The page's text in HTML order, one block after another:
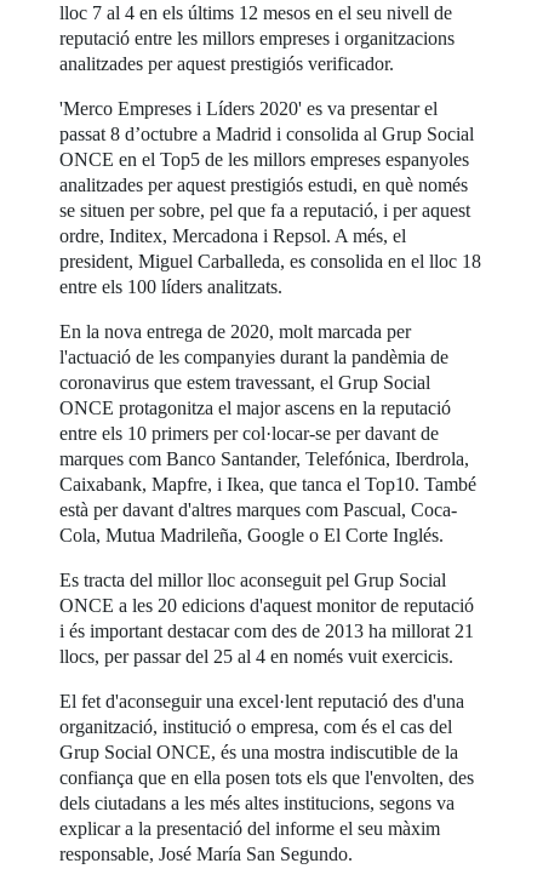
lloc 7 al 4 en els últims 12 mesos en el seu nivell de
reputació entre les millors empreses i organitzacions
analitzades per aquest prestigiós verificador.
'Merco Empreses i Líders 2020' es va presentar el
passat 8 d’octubre a Madrid i consolida al Grup Social
ONCE en el Top5 de les millors empreses espanyoles
analitzades per aquest prestigiós estudi, en què només
se situen per sobre, pel que fa a reputació, i per aquest
ordre, Inditex, Mercadona i Repsol. A més, el
president, Miguel Carballeda, es consolida en el lloc 18
entre els 100 líders analitzats.
En la nova entrega de 2020, molt marcada per
l'actuació de les companyies durant la pandèmia de
coronavirus que estem travessant, el Grup Social
ONCE protagonitza el major ascens en la reputació
entre els 10 primers per col·locar-se per davant de
marques com Banco Santander, Telefónica, Iberdrola,
Caixabank, Mapfre, i Ikea, que tanca el Top10. També
està per davant d'altres marques com Pascual, Coca-
Cola, Mutua Madrileña, Google o El Corte Inglés.
Es tracta del millor lloc aconseguit pel Grup Social
ONCE a les 20 edicions d'aquest monitor de reputació
i és important destacar com des de 2013 ha millorat 21
llocs, per passar del 25 al 4 en només vuit exercicis.
El fet d'aconseguir una excel·lent reputació des d'una
organització, institució o empresa, com és el cas del
Grup Social ONCE, és una mostra indiscutible de la
confiança que en ella posen tots els que l'envolten, des
dels ciutadans a les més altes institucions, segons va
explicar a la presentació del informe el seu màxim
responsable, José María San Segundo.